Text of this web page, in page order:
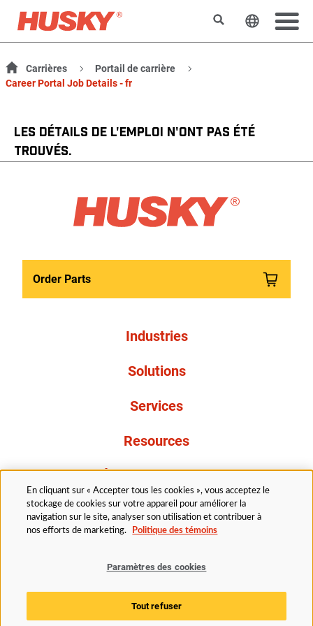
RechercherChanger
Carrières
Portail de carrière
Career Portal Job Details - fr
LES DÉTAILS DE L'EMPLOI N'ONT PAS ÉTÉ
TROUVÉS.
Order Parts
Industries
Solutions
Services
Resources
À propos de nous
Politique d’accessibilité
Politique en matière de cookies
Paramètres des cookies
En cliquant sur « Accepter tous les cookies », vous acceptez le
stockage de cookies sur votre appareil pour améliorer la
navigation sur le site, analyser son utilisation et contribuer à
nos efforts de marketing.
Politique des témoins
Paramètres des cookies
Tout refuser